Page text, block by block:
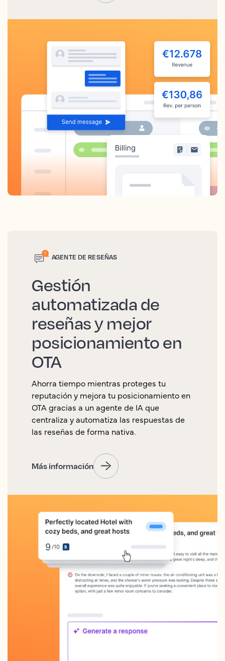
AGENTE DE RESEÑAS
Gestión
automatizada de
reseñas y mejor
posicionamiento en
OTA
Ahorra tiempo mientras proteges tu
reputación y mejora tu posicionamiento en
OTA gracias a un agente de IA que
centraliza y automatiza las respuestas de
las reseñas de forma nativa.
Más información